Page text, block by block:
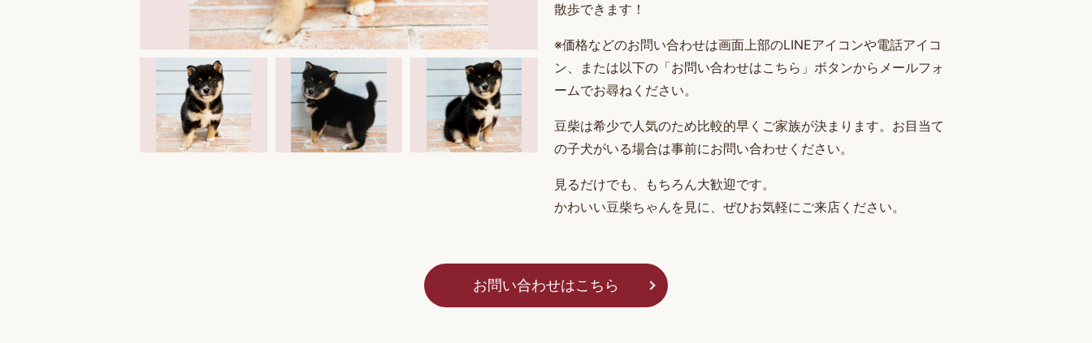
散歩できます！
※価格などのお問い合わせは画面上部のLINEアイコンや電話アイコ
ン、または以下の「お問い合わせはこちら」ボタンからメールフォ
ームでお尋ねください。
豆柴は希少で人気のため比較的早くご家族が決まります。お目当て
の子犬がいる場合は事前にお問い合わせください。
見るだけでも、もちろん大歓迎です。
かわいい豆柴ちゃんを見に、ぜひお気軽にご来店ください。
お問い合わせはこちら